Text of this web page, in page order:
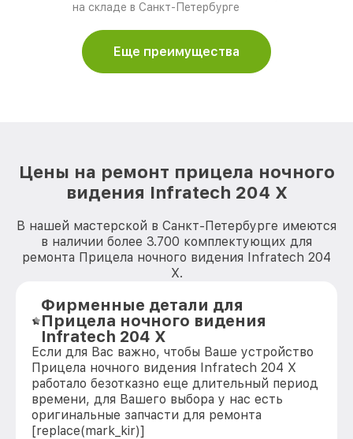
на складе в Санкт-Петербурге
Еще преимущества
Цены на ремонт прицела ночного
видения Infratech 204 Х
В нашей мастерской в Санкт-Петербурге имеются
в наличии более 3.700 комплектующих для
ремонта Прицела ночного видения Infratech 204
Х.
Фирменные детали для
Прицела ночного видения
Infratech 204 Х
Если для Вас важно, чтобы Ваше устройство
Прицела ночного видения Infratech 204 Х
работало безотказно еще длительный период
времени, для Вашего выбора у нас есть
оригинальные запчасти для ремонта
[replace(mark_kir)]